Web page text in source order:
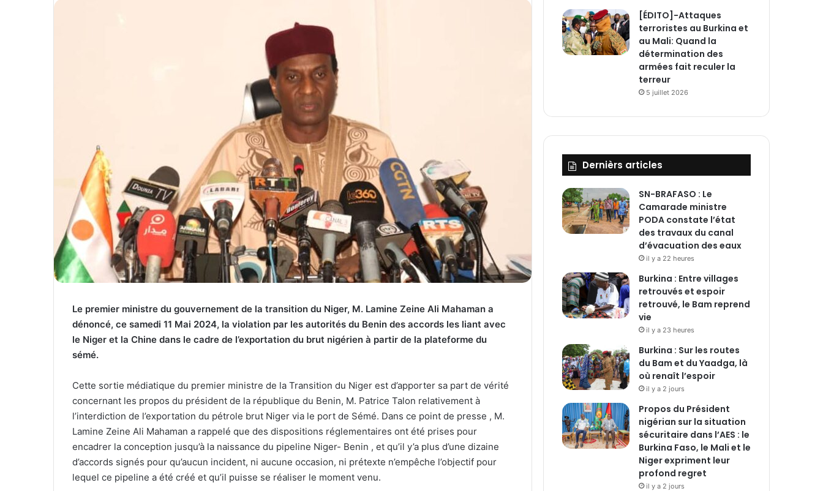
Le premier ministre du gouvernement de la transition du Niger, M. Lamine Zeine Ali Mahaman a
dénoncé, ce samedi 11 Mai 2024, la violation par les autorités du Benin des accords les liant avec
le Niger et la Chine dans le cadre de l’exportation du brut nigérien à partir de la plateforme du
sémé.
Cette sortie médiatique du premier ministre de la Transition du Niger est d’apporter sa part de vérité
concernant les propos du président de la république du Benin, M. Patrice Talon relativement à
l’interdiction de l’exportation du pétrole brut Niger via le port de Sémé. Dans ce point de presse , M.
Lamine Zeine Ali Mahaman a rappelé que des dispositions réglementaires ont été prises pour
encadrer la conception jusqu’à la naissance du pipeline Niger- Benin , et qu’il y’a plus d’une dizaine
d’accords signés pour qu’aucun incident, ni aucune occasion, ni prétexte n’empêche l’objectif pour
lequel ce pipeline a été créé et qu’il puisse se réaliser le moment venu.
[ÉDITO]-Attaques
terroristes au Burkina et
au Mali: Quand la
détermination des
armées fait reculer la
terreur
5 juillet 2026
Dernièrs articles
SN-BRAFASO : Le
Camarade ministre
PODA constate l’état
des travaux du canal
d’évacuation des eaux
il y a 22 heures
Burkina : Entre villages
retrouvés et espoir
retrouvé, le Bam reprend
vie
il y a 23 heures
Burkina : Sur les routes
du Bam et du Yaadga, là
où renaît l’espoir
il y a 2 jours
Propos du Président
nigérian sur la situation
sécuritaire dans l’AES : le
Burkina Faso, le Mali et le
Niger expriment leur
profond regret
il y a 2 jours